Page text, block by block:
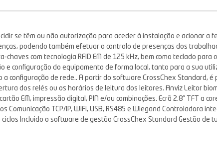
se têm ou não autorização para aceder à instalação e acionar a
podendo também efetuar o controlo de presenças dos
com tecnologia RFID EM de 125 kHz, bem como teclado
e configuração do equipamento de forma local, tanto para a sua
configuração de rede.. A partir do software CrossChex Standard,
dos relés ou os horários de leitura dos leitores. Anviz Leitor
EM, impressão digital, PIN e/ou combinações. Ecrã 2.8" TFT a
Comunicação TCP/IP, WiFi, USB, RS485 e Wiegand Controladora
Incluido o software de gestão CrossChex Standard Gestão de